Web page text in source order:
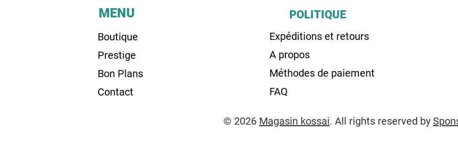
MENU
Boutique
Prestige
Bon Plans
Contact
POLITIQUE
Expéditions et retours
A propos
Méthodes de paiement
FAQ
© 2026 Magasin kossai. All rights reserved by